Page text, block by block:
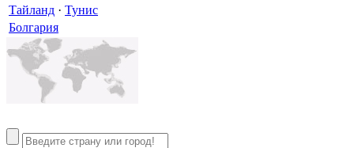
Тайланд · Тунис
Болгария